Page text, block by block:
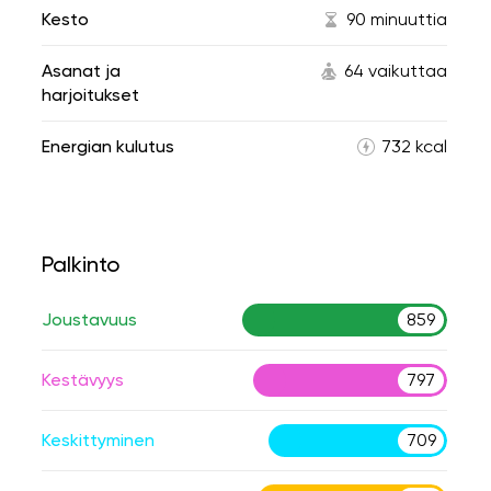
Kesto 90 minuuttia
Asanat ja
harjoitukset
64 vaikuttaa
Energian kulutus 732 kcal
Palkinto
Joustavuus 859
Kestävyys 797
Keskittyminen 709